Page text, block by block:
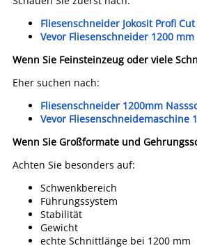
Fliesenschneider Jokosit Profi
Vevor Fliesenschneider 1200 mm
Wenn Sie Feinsteinzeug oder viele
Eher suchen nach:
Fliesenschneider 1200mm
Vevor Fliesenschneidemaschine
Wenn Sie Großformate und
Achten Sie besonders auf:
Schwenkbereich
Führungssystem
Stabilität
Gewicht
echte Schnittlänge bei 1200 mm